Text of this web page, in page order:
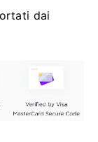
dai